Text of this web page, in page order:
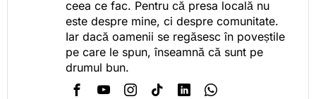
ceea ce fac. Pentru că presa locală nu
este despre mine, ci despre comunitate.
Iar dacă oamenii se regăsesc în poveștile
pe care le spun, înseamnă că sunt pe
drumul bun.